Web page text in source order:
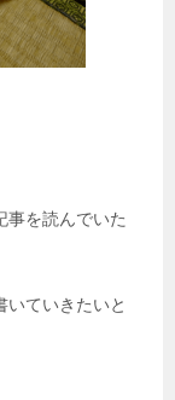
事を読んでいた
いていきたいと